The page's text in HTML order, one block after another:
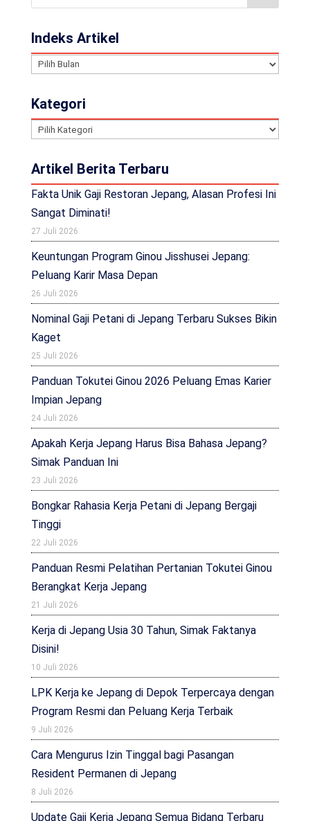
Indeks Artikel
Indeks
Kategori
Kategori
Artikel Berita Terbaru
Fakta Unik Gaji Restoran Jepang, Alasan Profesi Ini
Sangat Diminati!
27 Juli 2026
Keuntungan Program Ginou Jisshusei Jepang:
Peluang Karir Masa Depan
26 Juli 2026
Nominal Gaji Petani di Jepang Terbaru Sukses Bikin
Kaget
25 Juli 2026
Panduan Tokutei Ginou 2026 Peluang Emas Karier
Impian Jepang
24 Juli 2026
Apakah Kerja Jepang Harus Bisa Bahasa Jepang?
Simak Panduan Ini
23 Juli 2026
Bongkar Rahasia Kerja Petani di Jepang Bergaji
Tinggi
22 Juli 2026
Panduan Resmi Pelatihan Pertanian Tokutei Ginou
Berangkat Kerja Jepang
21 Juli 2026
Kerja di Jepang Usia 30 Tahun, Simak Faktanya
Disini!
10 Juli 2026
LPK Kerja ke Jepang di Depok Terpercaya dengan
Program Resmi dan Peluang Kerja Terbaik
9 Juli 2026
Cara Mengurus Izin Tinggal bagi Pasangan
Resident Permanen di Jepang
8 Juli 2026
Update Gaji Kerja Jepang Semua Bidang Terbaru